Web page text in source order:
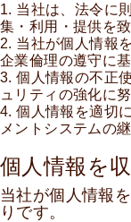
1. 当社は、法令に
集・利用・提供を致
2. 当社が個人情報
企業倫理の遵守に
3. 個人情報の不正
ュリティの強化に努
4. 個人情報を適切
メントシステムの
個人情報を
当社が個人情報
りです。